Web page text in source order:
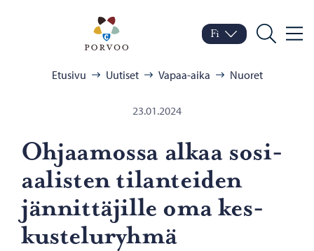
Porvoo – Siirry
Vaihda kieltä
Nykyinen kieli: Suomi
Fi
Hae
Etusivu Uutiset Vapaa-aika Nuoret
23.01.2024
Oh­jaa­mos­sa alkaa so­si­
aa­lis­ten ti­lan­tei­den
jän­nit­tä­jil­le oma kes­
kus­te­lu­ryh­mä